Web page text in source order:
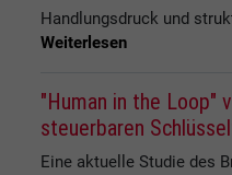
Handlungsdruck und
Weiterlesen
"Human in the Loop"
steuerbaren
Eine aktuelle Studie des